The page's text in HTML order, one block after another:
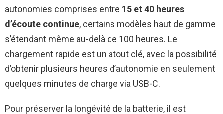
autonomies comprises entre 15 et 40 heures
d’écoute continue, certains modèles haut de gamme
s’étendant même au-delà de 100 heures. Le
chargement rapide est un atout clé, avec la possibilité
d’obtenir plusieurs heures d’autonomie en seulement
quelques minutes de charge via USB-C.
Pour préserver la longévité de la batterie, il est